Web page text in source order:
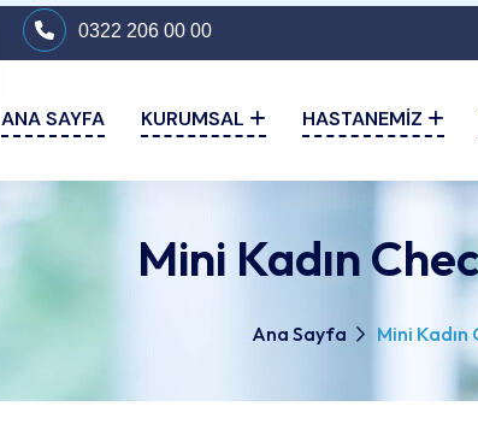
0322 206 00 00
ANA SAYFA KURUMSAL HASTANEMIZ
Mini Kadın
Ana Sayfa Mini Kadın